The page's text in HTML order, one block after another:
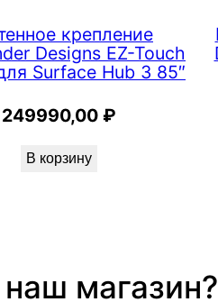
крепление
Designs EZ-Touch
Surface Hub 3 85″
249990,00 ₽
В корзину
магазин?